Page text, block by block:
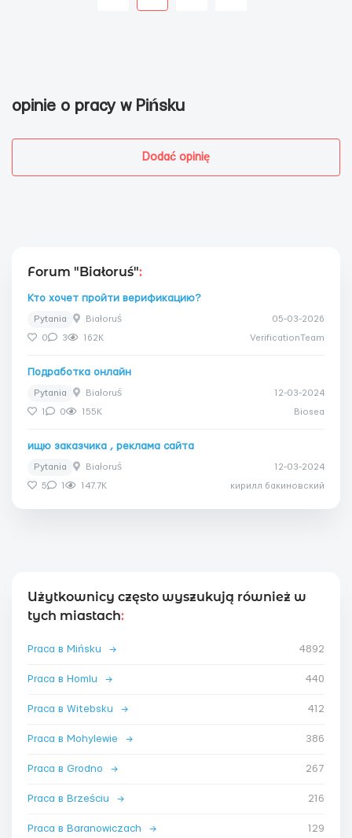
opinie o pracy w Pińsku
Dodać opinię
Forum "Białoruś":
Кто хочет пройти верификацию?
Pytania Białoruś 05-03-2026
0 3 162K VerificationTeam
Подработка онлайн
Pytania Białoruś 12-03-2024
1 0 155K Biosea
ищю заказчика , реклама сайта
Pytania Białoruś 12-03-2024
5 1 147.7K кирилл бакиновский
Użytkownicy często wyszukują również w
tych miastach:
Praca в Mińsku → 4892
Praca в Homlu → 440
Praca в Witebsku → 412
Praca в Mohylewie → 386
Praca в Grodno → 267
Praca в Brześciu → 216
Praca в Baranowiczach → 129